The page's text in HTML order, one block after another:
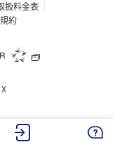
扱料金表
約